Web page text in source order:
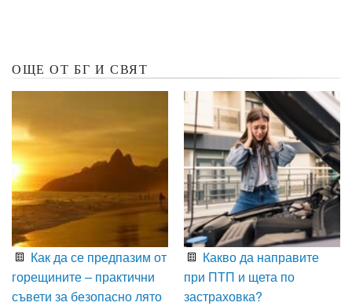
ОЩЕ ОТ БГ И СВЯТ
Как да се предпазим от
горещините – практични
съвети за безопасно лято
Какво да направите
при ПТП и щета по
застраховка?